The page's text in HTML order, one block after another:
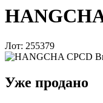
Лот: 255379
Уже продано